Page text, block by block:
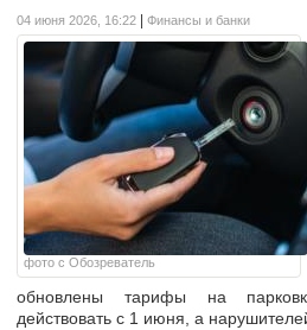
04 июня 2026, 16:22 Финансы и банки
фото с Обозреватель
обновлены тарифы на
действовать с 1 июня, а